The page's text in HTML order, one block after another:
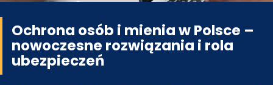
Ochrona osób i mienia w Polsce –
nowoczesne rozwiązania i rola
ubezpieczeń